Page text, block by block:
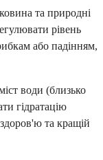
та природні
рівень
або падінням,
води (близько
гідратацію
та кращій